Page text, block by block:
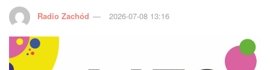
Radio Zachód 2026-07-08 13:16